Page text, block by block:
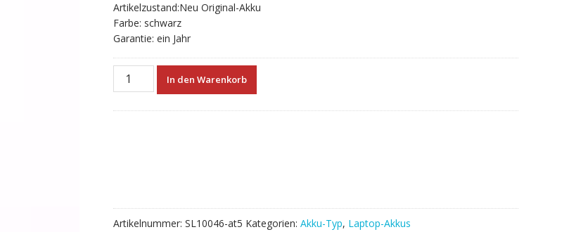
Artikelzustand:Neu Original-Akku
Farbe: schwarz
Garantie: ein Jahr
Neuer
Akku
In den Warenkorb
Artikelnummer: SL10046-at5 Kategorien: Akku-Typ, Laptop-Akkus